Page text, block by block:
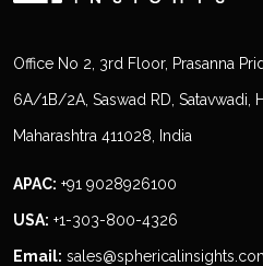
Office No 2, 3rd Floor, Prasanna
6A/1B/2A, Saswad RD, Satavwadi,
Maharashtra 411028, India
APAC: +91 9028926100
USA: +1-303-800-4326
Email: